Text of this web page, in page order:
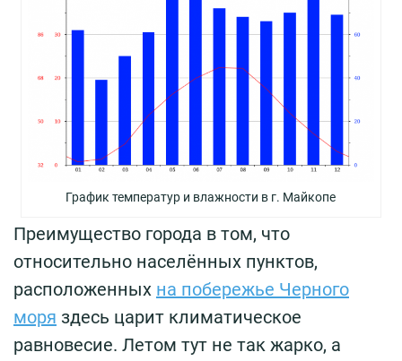
График температур и влажности в г. Майкопе
Преимущество города в том, что
относительно населённых пунктов,
расположенных на побережье Черного
моря здесь царит климатическое
равновесие. Летом тут не так жарко, а